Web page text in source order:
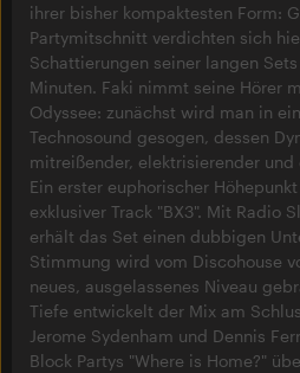
ihrer bisher kompaktesten Form:
Partymitschnitt verdichten sich
Schattierungen seiner langen
Minuten. Faki nimmt seine Hörer
Odyssee: zunächst wird man in
Technosound gesogen, dessen
mitreißender, elektrisierender
Ein erster euphorischer
exklusiver Track "BX3". Mit Radio
erhält das Set einen dubbigen
Stimmung wird vom Discohouse
neues, ausgelassenes Niveau
Tiefe entwickelt der Mix am
Jerome Sydenham und Dennis
Block Partys "Where is Home?"